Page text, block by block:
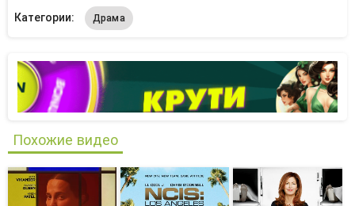
Категории:
Драма
Похожие видео